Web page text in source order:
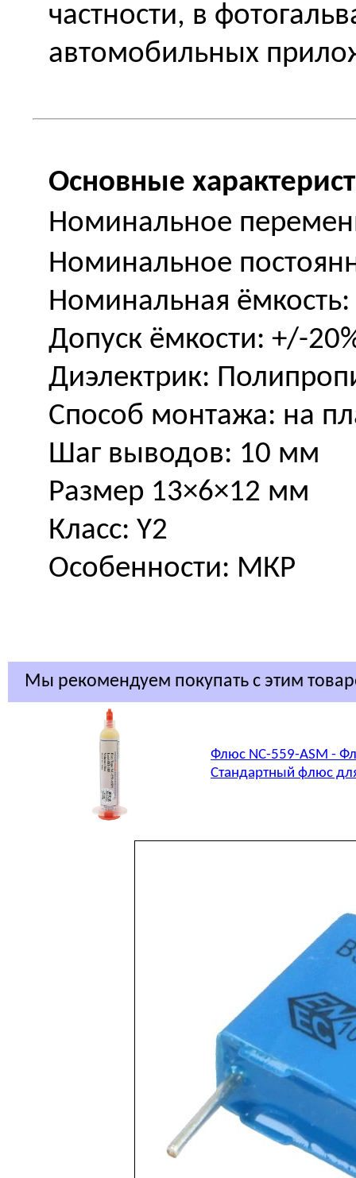
частности, в
автомобильных
Основные
Номинальное
Номинальное
Номинальная
Допуск ёмкости: +/-
Диэлектрик:
Способ монтажа: на
Шаг выводов: 10 мм
Размер 13×6×12 мм
Класс: Y2
Особенности: МКР
Мы рекомендуем покупать с этим
Флюс NC-559-ASM -
Стандартный флюс